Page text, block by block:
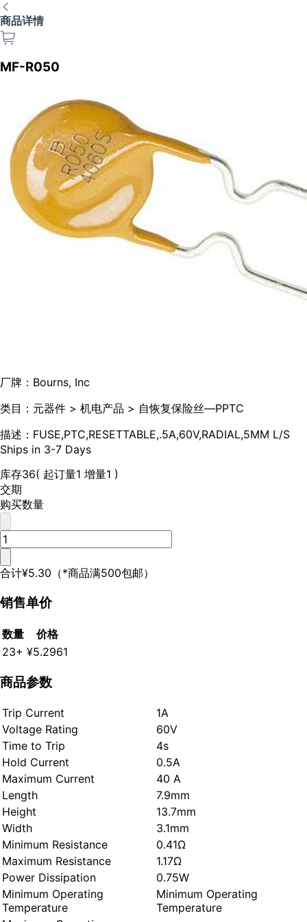
商品详情
MF-R050
厂牌： Bourns, Inc
类目： 元器件 > 机电产品 > 自恢复保险丝—PPTC
描述： FUSE,PTC,RESETTABLE,.5A,60V,RADIAL,5MM L/S
Ships in 3-7 Days
库存36( 起订量1 增量1 )
交期
购买数量
合计¥5.30 （*商品满500包邮）
销售单价
数量
价格
23+ ¥5.2961
商品参数
Trip Current
1A
Voltage Rating
60V
Time to Trip
4s
Hold Current
0.5A
Maximum Current
40 A
Length
7.9mm
Height
13.7mm
Width
3.1mm
Minimum Resistance
0.41Ω
Maximum Resistance
1.17Ω
Power Dissipation
0.75W
Minimum Operating
Temperature
Minimum Operating
Temperature